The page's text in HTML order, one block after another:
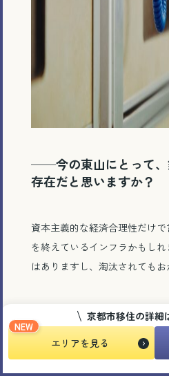
京都市移住の詳細
NEW
エリアを見る
──今の東山にとって、
存在だと思いますか？
資本主義的な経済合理性だけ
を終えているインフラかもし
はありますし、淘汰されてもお
でも、だからこそ、ここにあ
ればならないと思います。